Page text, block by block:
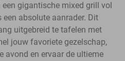
gigantische mixed grill vol
absolute aanrader. Dit
uitgebreid te tafelen met
jouw favoriete gezelschap,
avond en ervaar de ultieme